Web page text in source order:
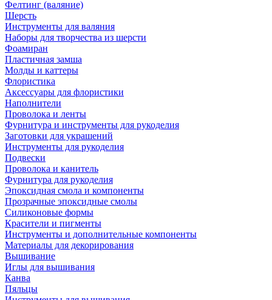
Фелтинг (валяние)
Шерсть
Инструменты для валяния
Наборы для творчества из шерсти
Фоамиран
Пластичная замша
Молды и каттеры
Флористика
Аксессуары для флористики
Наполнители
Проволока и ленты
Фурнитура и инструменты для рукоделия
Заготовки для украшений
Инструменты для рукоделия
Подвески
Проволока и канитель
Фурнитура для рукоделия
Эпоксидная смола и компоненты
Прозрачные эпоксидные смолы
Силиконовые формы
Красители и пигменты
Инструменты и дополнительные компоненты
Материалы для декорирования
Вышивание
Иглы для вышивания
Канва
Пяльцы